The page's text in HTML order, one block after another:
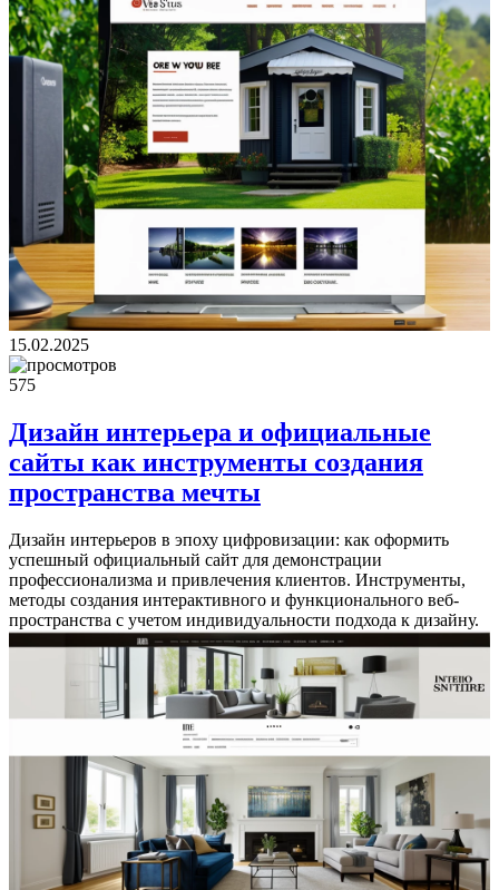
15.02.2025
575
Дизайн интерьера и официальные
сайты как инструменты создания
пространства мечты
Дизайн интерьеров в эпоху цифровизации: как оформить
успешный официальный сайт для демонстрации
профессионализма и привлечения клиентов. Инструменты,
методы создания интерактивного и функционального веб-
пространства с учетом индивидуальности подхода к дизайну.